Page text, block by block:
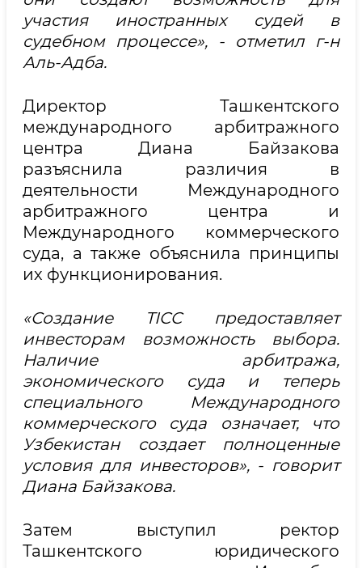
участия иностранных судей в
судебном процессе», - отметил г-н
Аль-Адба.
Директор Ташкентского
международного арбитражного
центра Диана Байзакова
разъяснила различия в
деятельности Международного
арбитражного центра и
Международного коммерческого
суда, а также объяснила принципы
их функционирования.
«Создание TICC предоставляет
инвесторам возможность выбора.
Наличие арбитража,
экономического суда и теперь
специального Международного
коммерческого суда означает, что
Узбекистан создает полноценные
условия для инвесторов», - говорит
Диана Байзакова.
Затем выступил ректор
Ташкентского юридического